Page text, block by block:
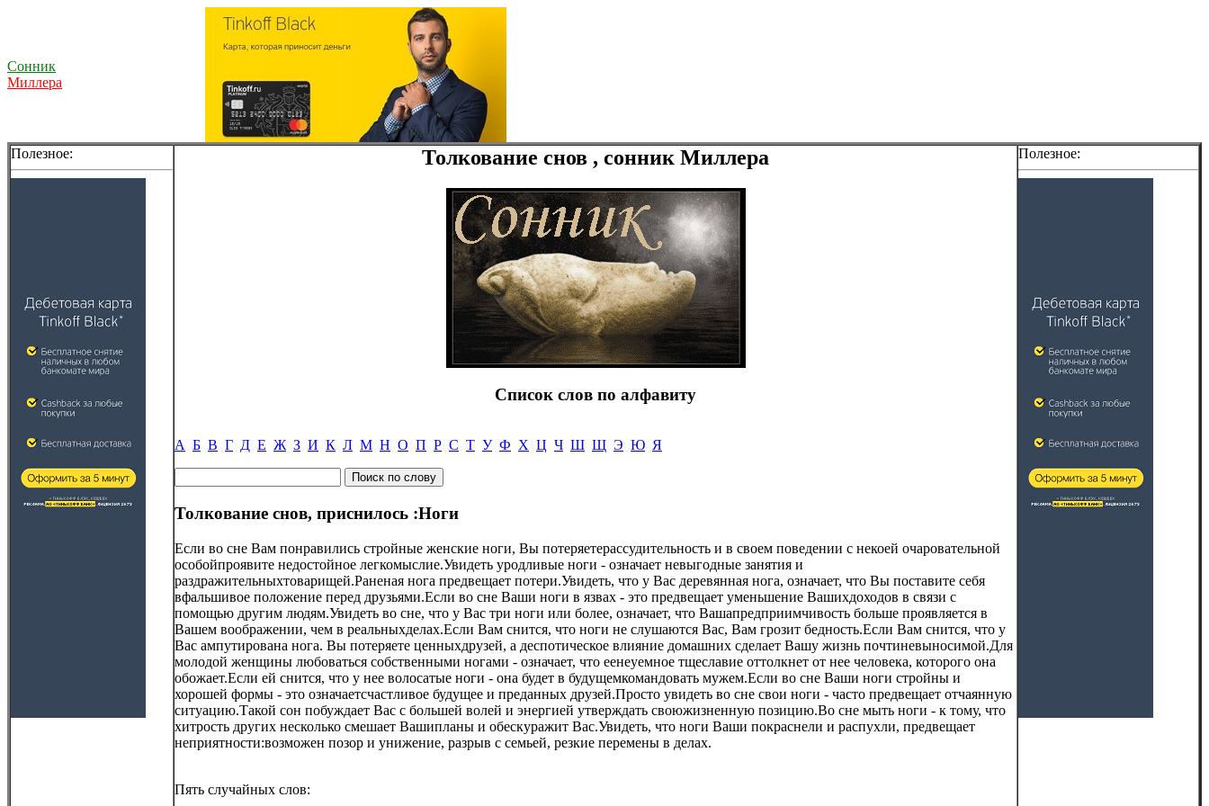
Сонник
Миллера
Полезное: Толкование снов , сонник Миллера
Список слов по алфавиту
А Б В Г Д Е Ж З И К Л М Н О П Р С Т У Ф Х Ц Ч Ш Щ Э Ю Я
Толкование снов, приснилось :Ноги
Если во сне Вам понравились стройные женские ноги, Вы потеряетерассудительность и в своем поведении с некоей очаровательной
особойпроявите недостойное легкомыслие.Увидеть уродливые ноги - означает невыгодные занятия и
раздражительныхтоварищей.Раненая нога предвещает потери.Увидеть, что у Вас деревянная нога, означает, что Вы поставите себя
вфальшивое положение перед друзьями.Если во сне Ваши ноги в язвах - это предвещает уменьшение Вашихдоходов в связи с
помощью другим людям.Увидеть во сне, что у Вас три ноги или более, означает, что Вашапредприимчивость больше проявляется в
Вашем воображении, чем в реальныхделах.Если Вам снится, что ноги не слушаются Вас, Вам грозит бедность.Если Вам снится, что у
Вас ампутирована нога. Вы потеряете ценныхдрузей, а деспотическое влияние домашних сделает Вашу жизнь почтиневыносимой.Для
молодой женщины любоваться собственными ногами - означает, что еенеуемное тщеславие оттолкнет от нее человека, которого она
обожает.Если ей снится, что у нее волосатые ноги - она будет в будущемкомандовать мужем.Если во сне Ваши ноги стройны и
хорошей формы - это означаетсчастливое будущее и преданных друзей.Просто увидеть во сне свои ноги - часто предвещает отчаянную
ситуацию.Такой сон побуждает Вас с большей волей и энергией утверждать своюжизненную позицию.Во сне мыть ноги - к тому, что
хитрость других несколько смешает Вашипланы и обескуражит Вас.Увидеть, что ноги Ваши покраснели и распухли, предвещает
неприятности:возможен позор и унижение, разрыв с семьей, резкие перемены в делах.
Пять случайных слов:
Полезное: